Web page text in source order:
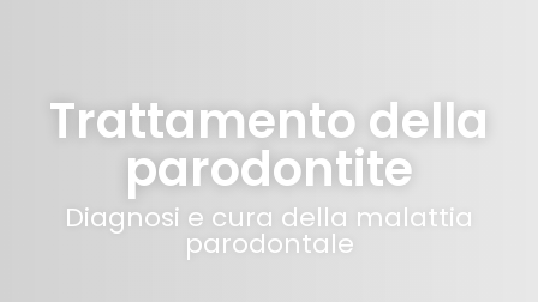
Trattamento della
parodontite
Diagnosi e cura della malattia
parodontale